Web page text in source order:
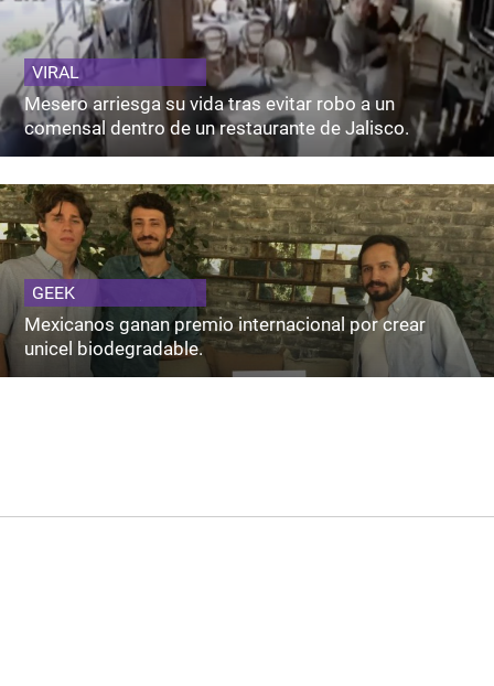
VIRAL
Mesero arriesga su vida tras evitar robo a un
comensal dentro de un restaurante de Jalisco.
GEEK
Mexicanos ganan premio internacional por crear
unicel biodegradable.